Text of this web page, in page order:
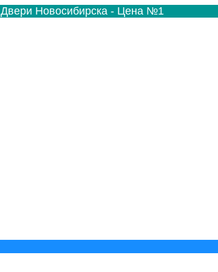
Двери Новосибирска - Цена №1